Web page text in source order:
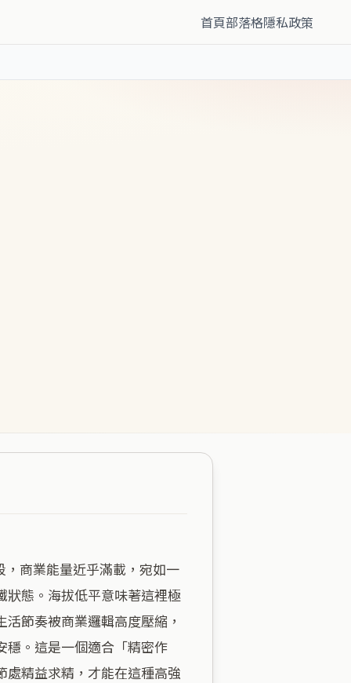
首頁部落格隱私政策
態。海拔低平意味著這裡極
節奏被商業邏輯高度壓縮，
穩。這是一個適合「精密作
精益求精，才能在這種高強